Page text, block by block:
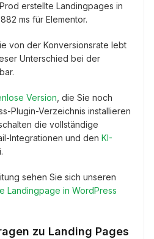
erstellte Landingpages in
ms für Elementor.
von der Konversionsrate lebt
Unterschied bei der
Version , die Sie noch
Plugin-Verzeichnis installieren
die vollständige
Integrationen und den KI-
sehen Sie sich unseren
Landingpage in WordPress
zu Landing Pages